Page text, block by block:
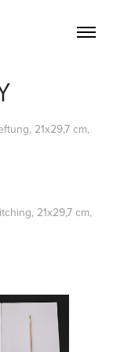
21x29,7 cm,
21x29,7 cm,